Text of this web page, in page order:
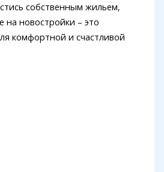
собственным жильем,
на новостройки – это
комфортной и счастливой